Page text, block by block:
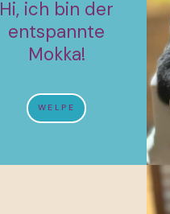
Hi, ich bin der
entspannte
Mokka!
WELPE